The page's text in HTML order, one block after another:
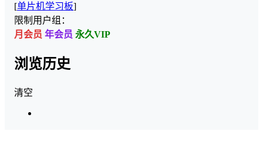
[单片机学习板]
限制用户组：
月会员 年会员 永久VIP
浏览历史
清空